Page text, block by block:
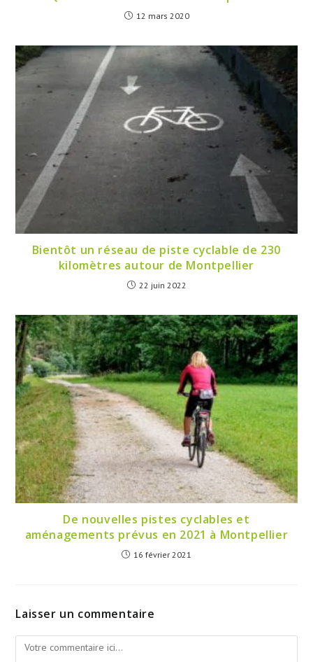
12 mars 2020
Bientôt un réseau de piste cyclable de 230
kilomètres autour de Montpellier
22 juin 2022
De nouvelles pistes cyclables et
aménagements prévus en 2021 à Montpellier
16 février 2021
Laisser un commentaire